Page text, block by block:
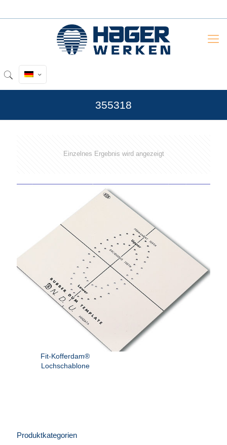
355318
Einzelnes Ergebnis wird angezeigt
Fit-Kofferdam®
Lochschablone
Produktkategorien